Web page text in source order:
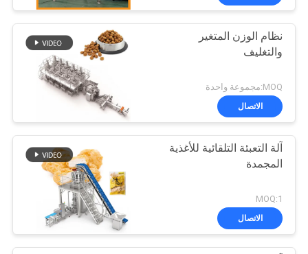
نظام الوزن المتغير
والتغليف
MOQ:مجموعة واحدة
الاتصال
آلة التعبئة التلقائية للأغذية
المجمدة
MOQ:1
الاتصال